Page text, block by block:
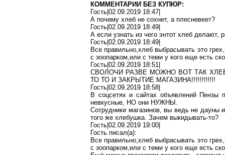
КОММЕНТАРИИ БЕЗ КУПЮР:
Гость|02.09.2019 18:47|
А почему хлеб не сохнет, а плесневеет?
Гость|02.09.2019 18:49|
А если узнать из чего энтот хлеб делают,
Гость|02.09.2019 18:49|
Всеправильно,хлеб выбрасывать это
с зоопарком,или с теми у кого еще есть
Гость|02.09.2019 18:51|
СВОЛОЧИ РАЗВЕ МОЖНО ВОТ ТАК
ТО ТО И ЗАКРЫТИЕ МАГАЗИНА!!!!!!!!!!!!
Гость|02.09.2019 18:58|
В соцсетяхи сайтах объявлений Пензы
невкусные, НО они НУЖНЫ.
Сотрудники магазинов, вы ведь не дауны
того же хлебушка. Зачем выкидывать-то?
Гость|02.09.2019 19:00|
Гость писал(a):
Всеправильно,хлеб выбрасывать это
с зоопарком,или с теми у кого еще есть